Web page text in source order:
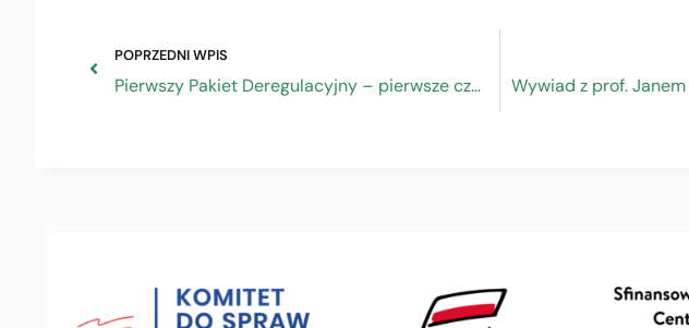
POPRZEDNI WPIS
Pierwszy Pakiet Deregulacyjny – pierwsze czytanie w Sejmie